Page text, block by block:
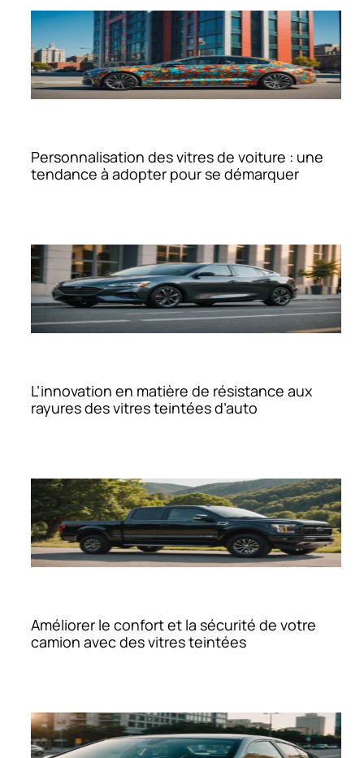
Personnalisation des vitres de voiture : une
tendance à adopter pour se démarquer
L’innovation en matière de résistance aux
rayures des vitres teintées d’auto
Améliorer le confort et la sécurité de votre
camion avec des vitres teintées